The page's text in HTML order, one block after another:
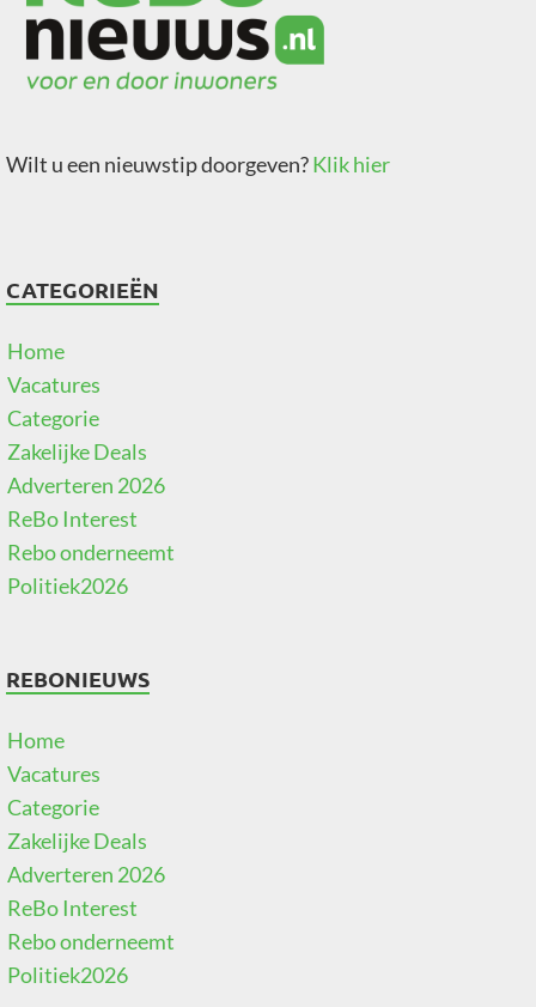
Wilt u een nieuwstip doorgeven?Klik hier
CATEGORIEËN
Home
Vacatures
Categorie
Zakelijke Deals
Adverteren 2026
ReBo Interest
Rebo onderneemt
Politiek2026
REBONIEUWS
Home
Vacatures
Categorie
Zakelijke Deals
Adverteren 2026
ReBo Interest
Rebo onderneemt
Politiek2026